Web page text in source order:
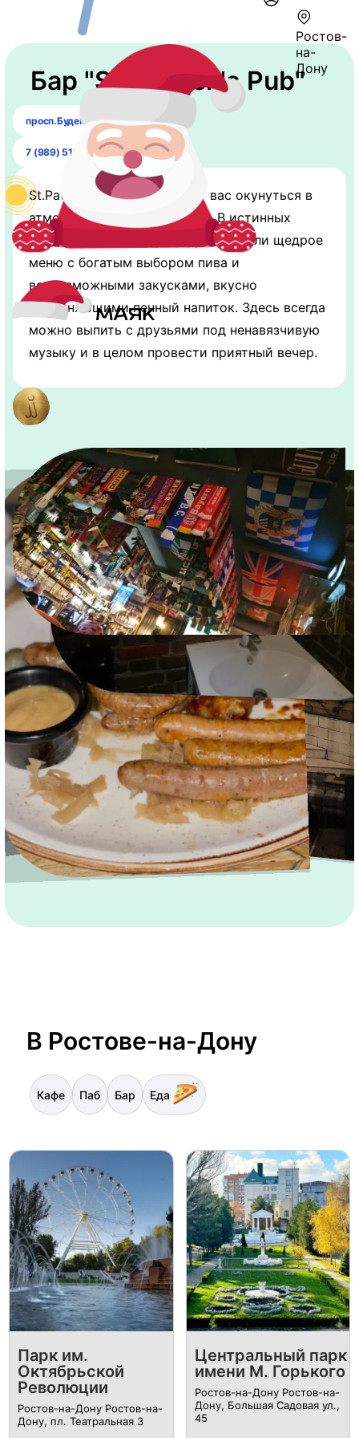
Ростов-
на-
Дону
Бар "St. Patrick's Pub"
просп.Буденновский 42
7 (989) 511-21-26
St.Patrick`s Pub приглашает вас окунуться в
атмосферу любимых вкусов. В истинных
традициях бара для вас приготовили щедрое
меню с богатым выбором пива и
всевозможными закусками, вкусно
дополняющими пенный напиток. Здесь всегда
можно выпить с друзьями под ненавязчивую
музыку и в целом провести приятный вечер.
В Ростове-на-Дону
Кафе Паб Бар Еда
Парк им.
Октябрьской
Революции
Ростов-на-Дону Ростов-на-
Дону, пл. Театральная 3
Центральный парк
имени М. Горького
Ростов-на-Дону Ростов-на-
Дону, Большая Садовая ул.,
45